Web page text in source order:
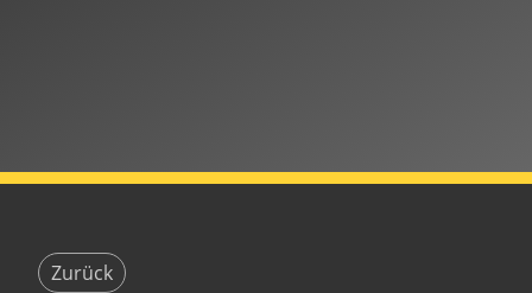
Zurück